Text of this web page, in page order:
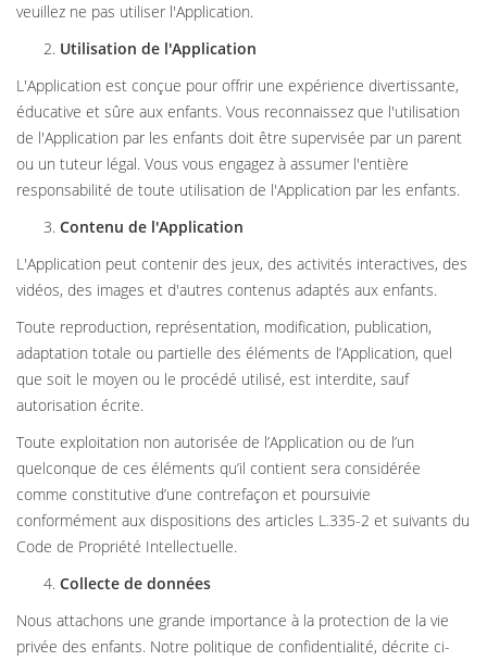
veuillez ne pas utiliser l'Application.
Utilisation de l'Application
L'Application est conçue pour offrir une expérience divertissante,
éducative et sûre aux enfants. Vous reconnaissez que l'utilisation
de l'Application par les enfants doit être supervisée par un parent
ou un tuteur légal. Vous vous engagez à assumer l'entière
responsabilité de toute utilisation de l'Application par les enfants.
Contenu de l'Application
L'Application peut contenir des jeux, des activités interactives, des
vidéos, des images et d'autres contenus adaptés aux enfants.
Toute reproduction, représentation, modification, publication,
adaptation totale ou partielle des éléments de l’Application, quel
que soit le moyen ou le procédé utilisé, est interdite, sauf
autorisation écrite.
Toute exploitation non autorisée de l’Application ou de l’un
quelconque de ces éléments qu’il contient sera considérée
comme constitutive d’une contrefaçon et poursuivie
conformément aux dispositions des articles L.335-2 et suivants du
Code de Propriété Intellectuelle.
Collecte de données
Nous attachons une grande importance à la protection de la vie
privée des enfants. Notre politique de confidentialité, décrite ci-